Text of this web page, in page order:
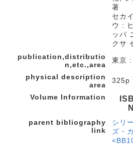
著
セカ
ウ :
ッパ
クサ
publication,distributio
n,etc.,area
東京
physical description
area
325p
Volume Information
ISB
N
parent bibliography
link
シリ
ズ・